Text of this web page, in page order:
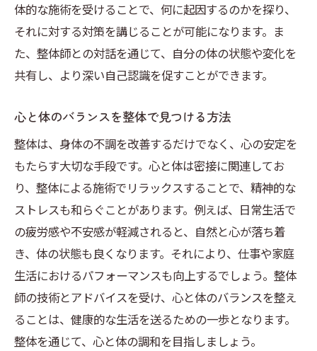
体的な施術を受けることで、何に起因するのかを探り、
それに対する対策を講じることが可能になります。ま
た、整体師との対話を通じて、自分の体の状態や変化を
共有し、より深い自己認識を促すことができます。
心と体のバランスを整体で見つける方法
整体は、身体の不調を改善するだけでなく、心の安定を
もたらす大切な手段です。心と体は密接に関連してお
り、整体による施術でリラックスすることで、精神的な
ストレスも和らぐことがあります。例えば、日常生活で
の疲労感や不安感が軽減されると、自然と心が落ち着
き、体の状態も良くなります。それにより、仕事や家庭
生活におけるパフォーマンスも向上するでしょう。整体
師の技術とアドバイスを受け、心と体のバランスを整え
ることは、健康的な生活を送るための一歩となります。
整体を通じて、心と体の調和を目指しましょう。